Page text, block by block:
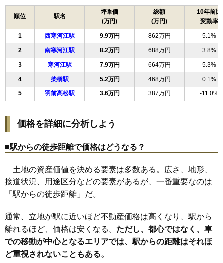
9.6万円 676万円 5.9%
9.5万円 810万円 5.2%
19 西根北町 9.4万円 765万円 5.9%
20 内ノ袋 9.3万円 1,136万円 3.1%
21 高屋 9.0万円 698万円 6.4%
22 西根 8.6万円 902万円 3.8%
23 柴橋 8.6万円 719万円 8.7%
25 東新山町 7.5万円
27 島 7.3万円 745万円 1.3%
28 日田 5.0万円 1,102万円 2.0%
29 中央工業団地 4.8万円 2,910万円 3.8%
30 八鍬
31 高松 3.7万円 387万円 -15.9%
32 白岩 3.0万円 240万円 -19.8%
33 日和田 2.7万円 368万円 -13.8%
34 慈恩寺 2.1万円
順位 駅名
坪単価
(万円)
総額
(万円)
10年前比
変動率
1 西寒河江駅 9.9万円 862万円 5.1%
2 南寒河江駅 8.2万円 688万円 3.8%
3 寒河江駅 7.9万円 664万円 5.3%
4 柴橋駅 5.2万円 468万円 0.1%
5 羽前高松駅 3.6万円 387万円 -11.0%
価格を詳細に分析しよう
■駅からの徒歩距離で価格はどうなる？
土地の資産価値を決める要素は多数ある。広さ、地形、
接道状況、用途区分などの要素があるが、一番重要なのは
「駅からの徒歩距離」だ。
通常、立地が駅に近いほど不動産価格は高くなり、駅から
離れるほど、価格は安くなる。 ただし、都心ではなく、車
での移動が中心となるエリアでは、駅からの距離はそれほ
ど重視されないこともある。